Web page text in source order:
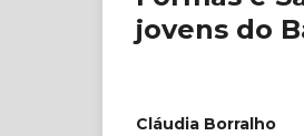
jovens do
Cláudia Borralho